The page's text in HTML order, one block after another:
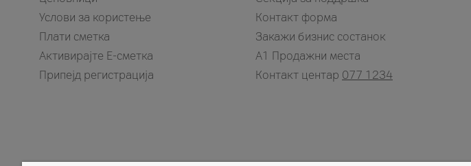
Услови за користење
Плати сметка
Активирајте Е-сметка
Припејд регистрација
Контакт форма
Закажи бизнис состанок
A1 Продажни места
Контакт центар 077 1234